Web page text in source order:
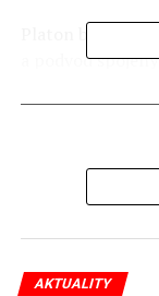
Platon byl
a podvod
dolarů z
došlo před
do
označila za
kde ji
brexitu v EP Guy
AKTUALITY